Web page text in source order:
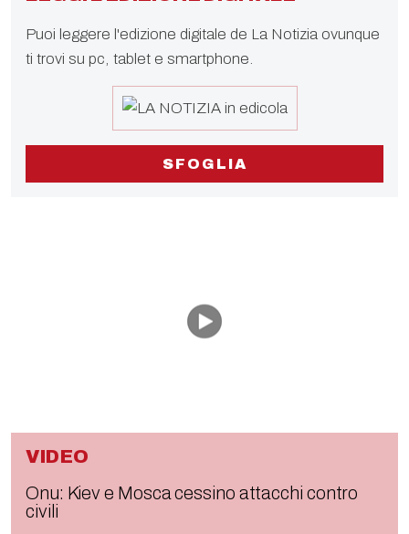
Puoi leggere l'edizione digitale de La Notizia ovunque
ti trovi su pc, tablet e smartphone.
SFOGLIA
VIDEO
Onu: Kiev e Mosca cessino attacchi contro
civili